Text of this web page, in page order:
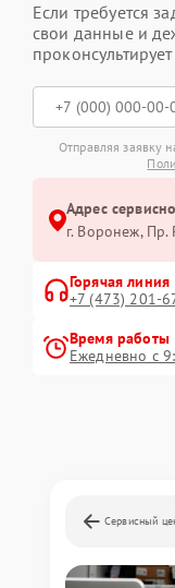
Если требуется
свои данные и
Отправляя заявку
Адрес
г. Воронеж,
Горячая линия
+7 (473) 201-
Время работы
Ежедневно с
Сервисный